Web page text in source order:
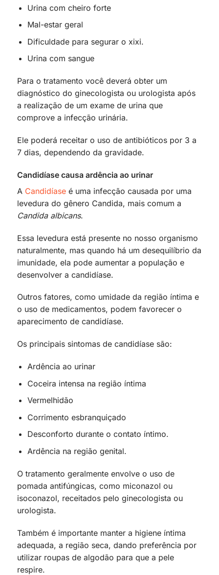
Urina com cheiro forte
Mal-estar geral
Dificuldade para segurar o xixi.
Urina com sangue
Para o tratamento você deverá obter um
diagnóstico do ginecologista ou urologista após
a realização de um exame de urina que
comprove a infecção urinária.
Ele poderá receitar o uso de antibióticos por 3 a
7 dias, dependendo da gravidade.
Candidíase causa ardência ao urinar
A Candidíase é uma infecção causada por uma
levedura do gênero Candida, mais comum a
Candida albicans.
Essa levedura está presente no nosso organismo
naturalmente, mas quando há um desequilíbrio da
imunidade, ela pode aumentar a população e
desenvolver a candidíase.
Outros fatores, como umidade da região íntima e
o uso de medicamentos, podem favorecer o
aparecimento de candidíase.
Os principais sintomas de candidíase são:
Ardência ao urinar
Coceira intensa na região íntima
Vermelhidão
Corrimento esbranquiçado
Desconforto durante o contato íntimo.
Ardência na região genital.
O tratamento geralmente envolve o uso de
pomada antifúngicas, como miconazol ou
isoconazol, receitados pelo ginecologista ou
urologista.
Também é importante manter a higiene íntima
adequada, a região seca, dando preferência por
utilizar roupas de algodão para que a pele
respire.